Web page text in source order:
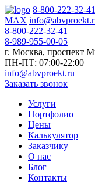
8-800-222-32-41
MAX
8-800-222-32-41
8-989-955-00-05
г. Москва, проспект
ПН-ПТ: 07:00-22:00
info@abvproekt.ru
Заказать звонок
Услуги
Портфолио
Цены
Калькулятор
Заказчику
О нас
Блог
Контакты